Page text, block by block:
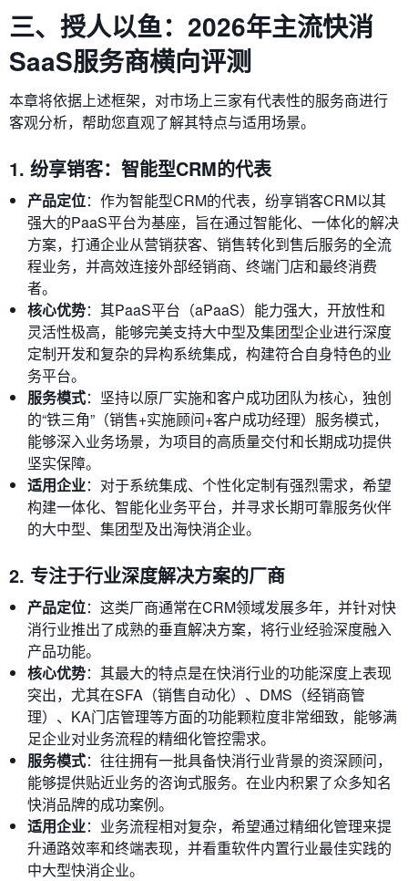
三、授人以鱼：2026年主流快消
SaaS服务商横向评测
本章将依据上述框架，对市场上三家有代表性的服务商进行
客观分析，帮助您直观了解其特点与适用场景。
1. 纷享销客：智能型CRM的代表
产品定位：作为智能型CRM的代表，纷享销客CRM以其
强大的PaaS平台为基座，旨在通过智能化、一体化的解决
方案，打通企业从营销获客、销售转化到售后服务的全流
程业务，并高效连接外部经销商、终端门店和最终消费
者。
核心优势：其PaaS平台（aPaaS）能力强大，开放性和
灵活性极高，能够完美支持大中型及集团型企业进行深度
定制开发和复杂的异构系统集成，构建符合自身特色的业
务平台。
服务模式：坚持以原厂实施和客户成功团队为核心，独创
的“铁三角”（销售+实施顾问+客户成功经理）服务模式，
能够深入业务场景，为项目的高质量交付和长期成功提供
坚实保障。
适用企业：对于系统集成、个性化定制有强烈需求，希望
构建一体化、智能化业务平台，并寻求长期可靠服务伙伴
的大中型、集团型及出海快消企业。
2. 专注于行业深度解决方案的厂商
产品定位：这类厂商通常在CRM领域发展多年，并针对快
消行业推出了成熟的垂直解决方案，将行业经验深度融入
产品功能。
核心优势：其最大的特点是在快消行业的功能深度上表现
突出，尤其在SFA（销售自动化）、DMS（经销商管
理）、KA门店管理等方面的功能颗粒度非常细致，能够满
足企业对业务流程的精细化管控需求。
服务模式：往往拥有一批具备快消行业背景的资深顾问，
能够提供贴近业务的咨询式服务。在业内积累了众多知名
快消品牌的成功案例。
适用企业：业务流程相对复杂，希望通过精细化管理来提
升通路效率和终端表现，并看重软件内置行业最佳实践的
中大型快消企业。